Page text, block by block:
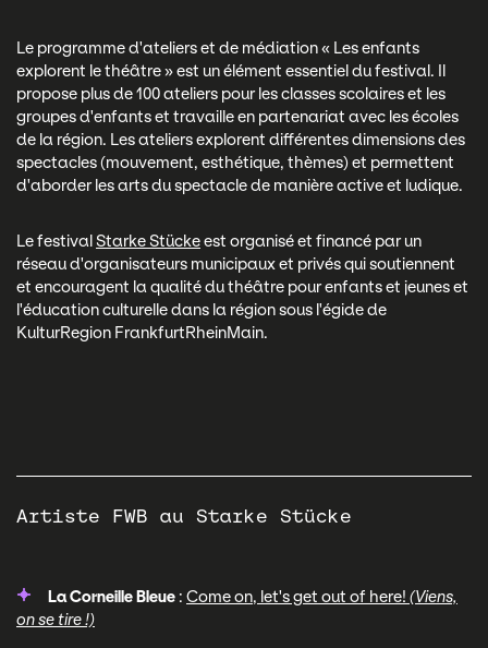
Le programme d'ateliers et de médiation « Les enfants
explorent le théâtre » est un élément essentiel du festival. Il
propose plus de 100 ateliers pour les classes scolaires et les
groupes d'enfants et travaille en partenariat avec les écoles
de la région. Les ateliers explorent différentes dimensions des
spectacles (mouvement, esthétique, thèmes) et permettent
d'aborder les arts du spectacle de manière active et ludique.
Le festival Starke Stückeest organisé et financé par un
réseau d'organisateurs municipaux et privés qui soutiennent
et encouragent la qualité du théâtre pour enfants et jeunes et
l'éducation culturelle dans la région sous l'égide de
KulturRegion FrankfurtRheinMain.
Artiste FWB au Starke Stücke
La Corneille Bleue : Come on, let's get out of here! (Viens,
on se tire !)